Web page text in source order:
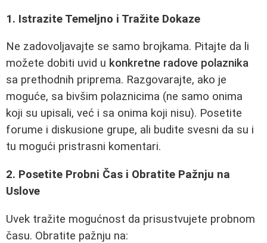
1. Istrazite Temeljno i Tražite Dokaze
Ne zadovoljavajte se samo brojkama. Pitajte da li
možete dobiti uvid u konkretne radove polaznika
sa prethodnih priprema. Razgovarajte, ako je
moguće, sa bivšim polaznicima (ne samo onima
koji su upisali, već i sa onima koji nisu). Posetite
forume i diskusione grupe, ali budite svesni da su i
tu mogući pristrasni komentari.
2. Posetite Probni Čas i Obratite Pažnju na
Uslove
Uvek tražite mogućnost da prisustvujete probnom
času. Obratite pažnju na: